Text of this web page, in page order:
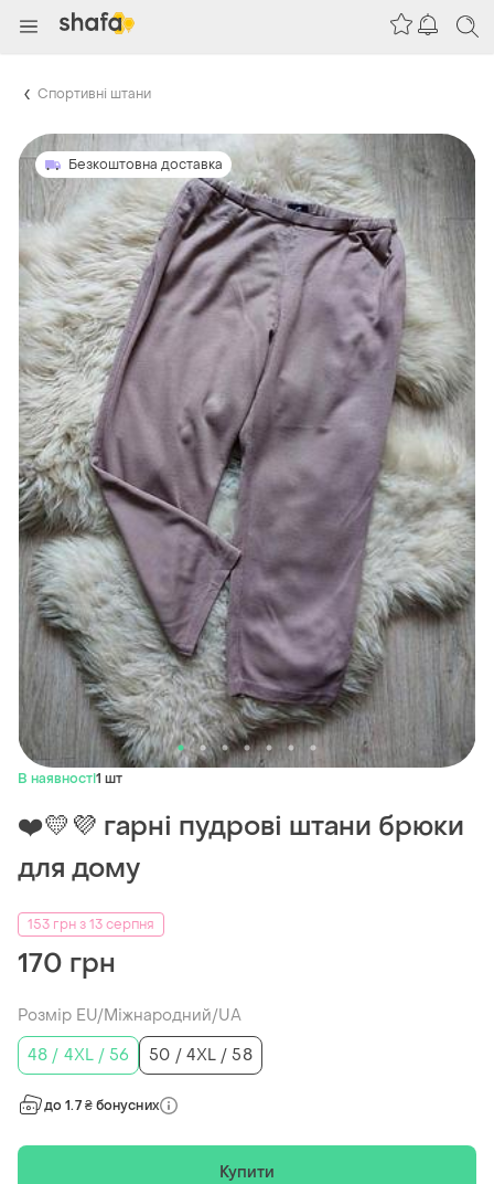
Спортивні штани
Безкоштовна доставка
В наявності1 шт
❤️💛💜 гарні пудрові штани брюки
для дому
153 грн з 13 серпня
170 грн
Розмір EU/Міжнародний/UA
48 / 4XL / 56
50 / 4XL / 58
до 1.7 ₴ бонусних
Купити